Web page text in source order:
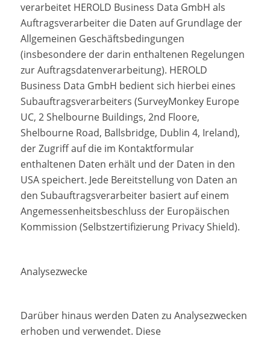
verarbeitet HEROLD Business Data GmbH als
Auftragsverarbeiter die Daten auf Grundlage der
Allgemeinen Geschäftsbedingungen
(insbesondere der darin enthaltenen Regelungen
zur Auftragsdatenverarbeitung). HEROLD
Business Data GmbH bedient sich hierbei eines
Subauftragsverarbeiters (SurveyMonkey Europe
UC, 2 Shelbourne Buildings, 2nd Floore,
Shelbourne Road, Ballsbridge, Dublin 4, Ireland),
der Zugriff auf die im Kontaktformular
enthaltenen Daten erhält und der Daten in den
USA speichert. Jede Bereitstellung von Daten an
den Subauftragsverarbeiter basiert auf einem
Angemessenheitsbeschluss der Europäischen
Kommission (Selbstzertifizierung Privacy Shield).
Analysezwecke
Darüber hinaus werden Daten zu Analysezwecken
erhoben und verwendet. Diese